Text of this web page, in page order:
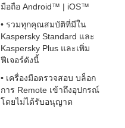
มือถือ Android™ | iOS™
• รวมทุกคุณสมบัติที่มีใน
Kaspersky Standard และ
Kaspersky Plus และเพิ่ม
ฟีเจอร์ดังนี้
• เครื่องมือตรวจสอบ บล็อก
การ Remote เข้าถึงอุปกรณ์
โดยไม่ได้รับอนุญาต